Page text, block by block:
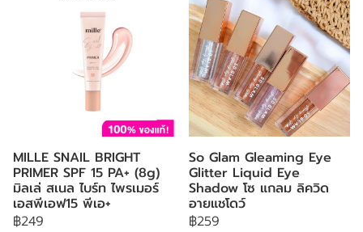
MILLE SNAIL BRIGHT
PRIMER SPF 15 PA+ (8g)
มิลเล่ สเนล ไบร์ท ไพรเมอร์
เอสพีเอฟ15 พีเอ+
฿249
So Glam Gleaming Eye
Glitter Liquid Eye
Shadow โซ แกลม ลิควิด
อายแชโดว์
฿259